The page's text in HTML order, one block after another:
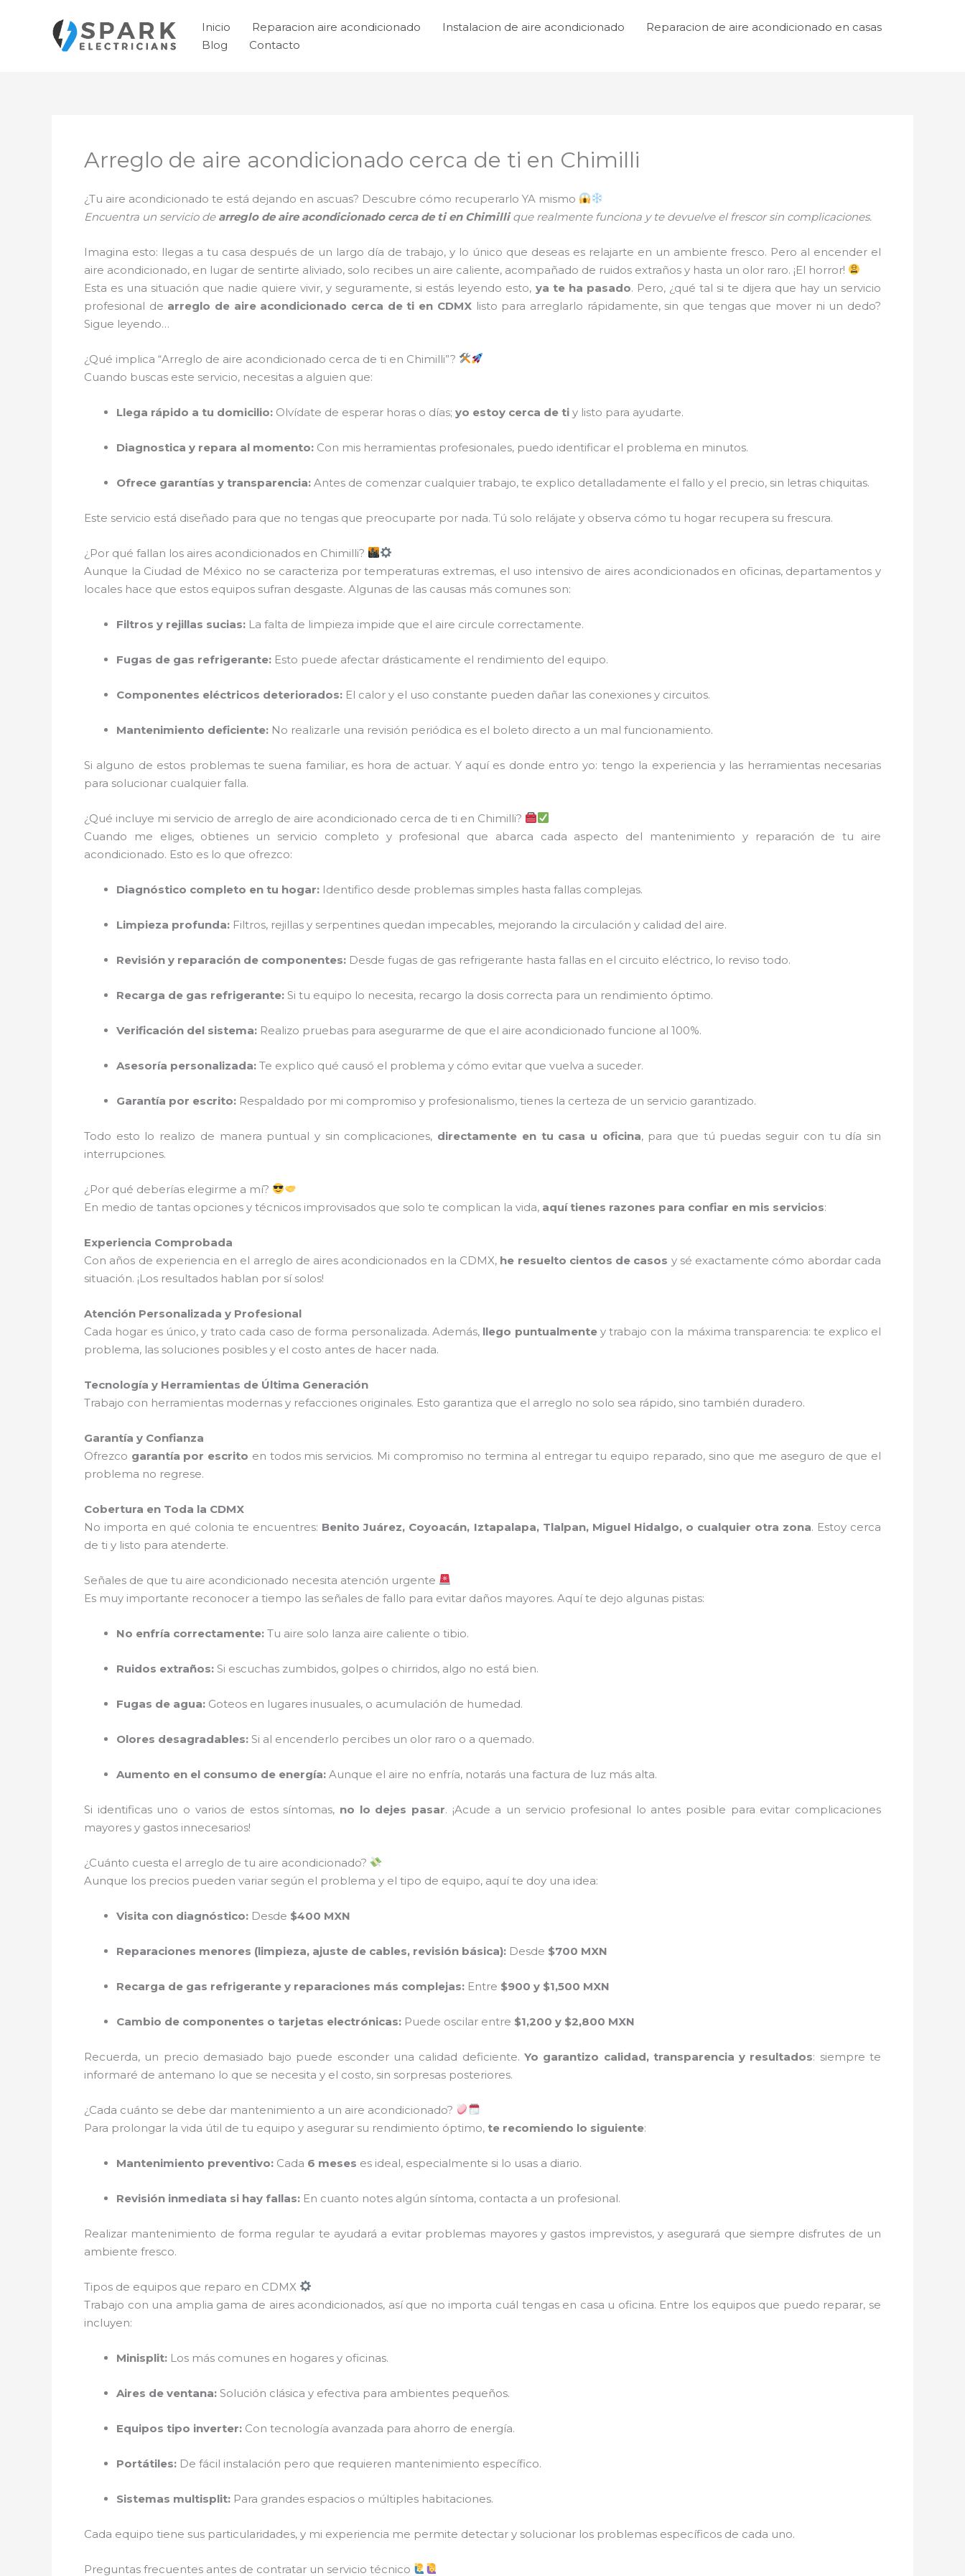
contenido
Inicio Reparacion aire acondicionado Instalacion de aire acondicionado
Reparacion de aire acondicionado en casas
Blog
Contacto
Arreglo de aire acondicionado cerca de ti en Chimilli
¿Tu aire acondicionado te está dejando en ascuas? Descubre cómo recuperarlo YA mismo
Encuentra un servicio de arreglo de aire acondicionado cerca de ti en Chimillique realmente funciona y te devuelve el frescor sin complicaciones.
Imagina esto: llegas a tu casa después de un largo día de trabajo, y lo único que deseas es relajarte en un ambiente fresco. Pero al encender el
aire acondicionado, en lugar de sentirte aliviado, solo recibes un aire caliente, acompañado de ruidos extraños y hasta un olor raro. ¡El horror!
Esta es una situación que nadie quiere vivir, y seguramente, si estás leyendo esto, ya te ha pasado. Pero, ¿qué tal si te dijera que hay un servicio
profesional de arreglo de aire acondicionado cerca de ti en CDMXlisto para arreglarlo rápidamente, sin que tengas que mover ni un dedo?
Sigue leyendo…
¿Qué implica “Arreglo de aire acondicionado cerca de ti en Chimilli”?
Cuando buscas este servicio, necesitas a alguien que:
Llega rápido a tu domicilio: Olvídate de esperar horas o días; yo estoy cerca de ti y listo para ayudarte.
Diagnostica y repara al momento: Con mis herramientas profesionales, puedo identificar el problema en minutos.
Ofrece garantías y transparencia: Antes de comenzar cualquier trabajo, te explico detalladamente el fallo y el precio, sin letras chiquitas.
Este servicio está diseñado para que no tengas que preocuparte por nada. Tú solo relájate y observa cómo tu hogar recupera su frescura.
¿Por qué fallan los aires acondicionados en Chimilli?
Aunque la Ciudad de México no se caracteriza por temperaturas extremas, el uso intensivo de aires acondicionados en oficinas, departamentos y
locales hace que estos equipos sufran desgaste. Algunas de las causas más comunes son:
Filtros y rejillas sucias: La falta de limpieza impide que el aire circule correctamente.
Fugas de gas refrigerante: Esto puede afectar drásticamente el rendimiento del equipo.
Componentes eléctricos deteriorados: El calor y el uso constante pueden dañar las conexiones y circuitos.
Mantenimiento deficiente: No realizarle una revisión periódica es el boleto directo a un mal funcionamiento.
Si alguno de estos problemas te suena familiar, es hora de actuar. Y aquí es donde entro yo: tengo la experiencia y las herramientas necesarias
para solucionar cualquier falla.
¿Qué incluye mi servicio de arreglo de aire acondicionado cerca de ti en Chimilli?
Cuando me eliges, obtienes un servicio completo y profesional que abarca cada aspecto del mantenimiento y reparación de tu aire
acondicionado. Esto es lo que ofrezco:
Diagnóstico completo en tu hogar: Identifico desde problemas simples hasta fallas complejas.
Limpieza profunda: Filtros, rejillas y serpentines quedan impecables, mejorando la circulación y calidad del aire.
Revisión y reparación de componentes: Desde fugas de gas refrigerante hasta fallas en el circuito eléctrico, lo reviso todo.
Recarga de gas refrigerante: Si tu equipo lo necesita, recargo la dosis correcta para un rendimiento óptimo.
Verificación del sistema: Realizo pruebas para asegurarme de que el aire acondicionado funcione al 100%.
Asesoría personalizada: Te explico qué causó el problema y cómo evitar que vuelva a suceder.
Garantía por escrito: Respaldado por mi compromiso y profesionalismo, tienes la certeza de un servicio garantizado.
Todo esto lo realizo de manera puntual y sin complicaciones, directamente en tu casa u oficina, para que tú puedas seguir con tu día sin
interrupciones.
¿Por qué deberías elegirme a mí?
En medio de tantas opciones y técnicos improvisados que solo te complican la vida, aquí tienes razones para confiar en mis servicios:
Experiencia Comprobada
Con años de experiencia en el arreglo de aires acondicionados en la CDMX, he resuelto cientos de casos y sé exactamente cómo abordar cada
situación. ¡Los resultados hablan por sí solos!
Atención Personalizada y Profesional
Cada hogar es único, y trato cada caso de forma personalizada. Además, llego puntualmentey trabajo con la máxima transparencia: te explico el
problema, las soluciones posibles y el costo antes de hacer nada.
Tecnología y Herramientas de Última Generación
Trabajo con herramientas modernas y refacciones originales. Esto garantiza que el arreglo no solo sea rápido, sino también duradero.
Garantía y Confianza
Ofrezco garantía por escrito en todos mis servicios. Mi compromiso no termina al entregar tu equipo reparado, sino que me aseguro de que el
problema no regrese.
Cobertura en Toda la CDMX
No importa en qué colonia te encuentres: Benito Juárez, Coyoacán, Iztapalapa, Tlalpan, Miguel Hidalgo, o cualquier otra zona. Estoy cerca
de ti y listo para atenderte.
Señales de que tu aire acondicionado necesita atención urgente
Es muy importante reconocer a tiempo las señales de fallo para evitar daños mayores. Aquí te dejo algunas pistas:
No enfría correctamente: Tu aire solo lanza aire caliente o tibio.
Ruidos extraños: Si escuchas zumbidos, golpes o chirridos, algo no está bien.
Fugas de agua: Goteos en lugares inusuales, o acumulación de humedad.
Olores desagradables: Si al encenderlo percibes un olor raro o a quemado.
Aumento en el consumo de energía: Aunque el aire no enfría, notarás una factura de luz más alta.
Si identificas uno o varios de estos síntomas, no lo dejes pasar. ¡Acude a un servicio profesional lo antes posible para evitar complicaciones
mayores y gastos innecesarios!
¿Cuánto cuesta el arreglo de tu aire acondicionado?
Aunque los precios pueden variar según el problema y el tipo de equipo, aquí te doy una idea:
Visita con diagnóstico: Desde $400 MXN
Reparaciones menores (limpieza, ajuste de cables, revisión básica): Desde $700 MXN
Recarga de gas refrigerante y reparaciones más complejas: Entre $900 y $1,500 MXN
Cambio de componentes o tarjetas electrónicas: Puede oscilar entre $1,200 y $2,800 MXN
Recuerda, un precio demasiado bajo puede esconder una calidad deficiente. Yo garantizo calidad, transparencia y resultados: siempre te
informaré de antemano lo que se necesita y el costo, sin sorpresas posteriores.
¿Cada cuánto se debe dar mantenimiento a un aire acondicionado?
Para prolongar la vida útil de tu equipo y asegurar su rendimiento óptimo, te recomiendo lo siguiente:
Mantenimiento preventivo: Cada 6 meses es ideal, especialmente si lo usas a diario.
Revisión inmediata si hay fallas: En cuanto notes algún síntoma, contacta a un profesional.
Realizar mantenimiento de forma regular te ayudará a evitar problemas mayores y gastos imprevistos, y asegurará que siempre disfrutes de un
ambiente fresco.
Tipos de equipos que reparo en CDMX
Trabajo con una amplia gama de aires acondicionados, así que no importa cuál tengas en casa u oficina. Entre los equipos que puedo reparar, se
incluyen:
Minisplit: Los más comunes en hogares y oficinas.
Aires de ventana: Solución clásica y efectiva para ambientes pequeños.
Equipos tipo inverter: Con tecnología avanzada para ahorro de energía.
Portátiles: De fácil instalación pero que requieren mantenimiento específico.
Sistemas multisplit: Para grandes espacios o múltiples habitaciones.
Cada equipo tiene sus particularidades, y mi experiencia me permite detectar y solucionar los problemas específicos de cada uno.
Preguntas frecuentes antes de contratar un servicio técnico